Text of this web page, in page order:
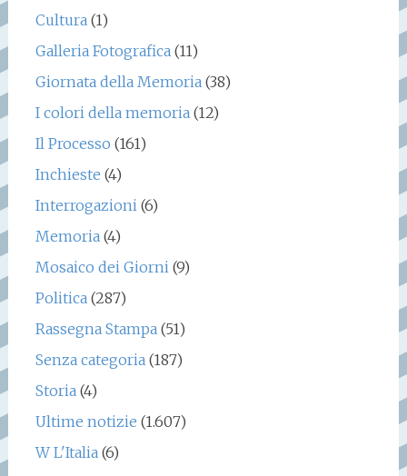
Cultura(1)
Galleria Fotografica(11)
Giornata della Memoria(38)
I colori della memoria(12)
Il Processo (161)
Inchieste (4)
Interrogazioni(6)
Memoria(4)
Mosaico dei Giorni(9)
Politica(287)
Rassegna Stampa(51)
Senza categoria(187)
Storia(4)
Ultime notizie (1.607)
W L'Italia(6)